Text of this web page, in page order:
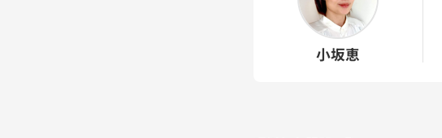
小坂恵